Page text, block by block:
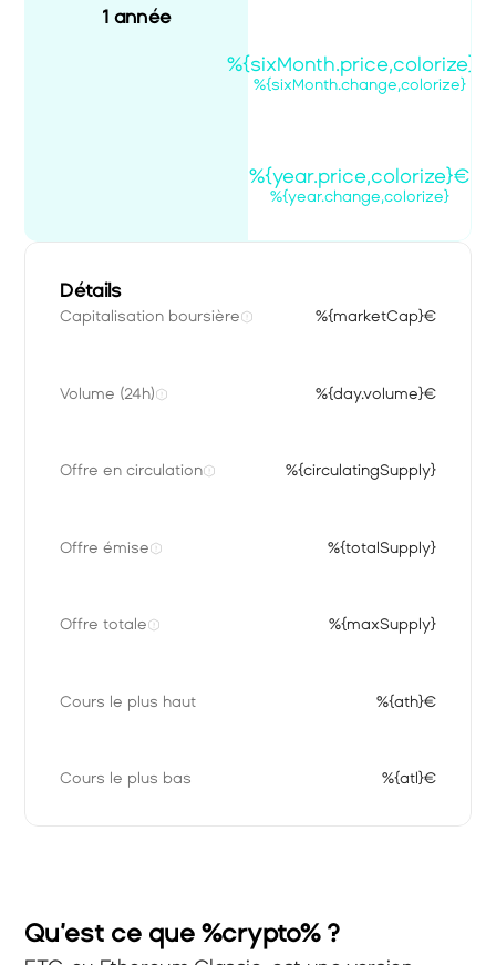
1 année
%{sixMonth.price,colorize}€
%{sixMonth.change,colorize}
%{year.price,colorize}€
%{year.change,colorize}
Détails
Capitalisation boursière %{marketCap}€
Volume (24h) %{day.volume}€
Offre en circulation %{circulatingSupply}
Offre émise %{totalSupply}
Offre totale %{maxSupply}
Cours le plus haut %{ath}€
Cours le plus bas %{atl}€
Qu’est ce que %crypto% ?